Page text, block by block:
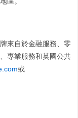
來自於金融服務、零
專業服務和英國公共
或